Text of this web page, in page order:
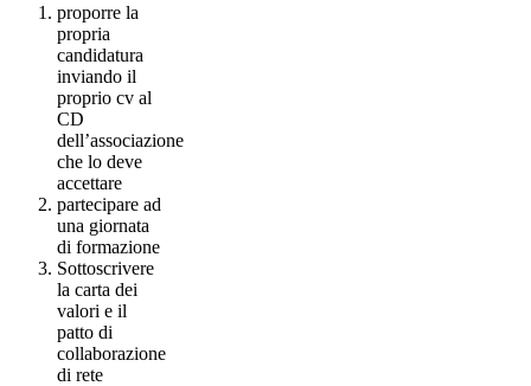
proporre la
propria
candidatura
inviando il
proprio cv al
CD
dell’associazione
che lo deve
accettare
partecipare ad
una giornata
di formazione
Sottoscrivere
la carta dei
valori e il
patto di
collaborazione
di rete